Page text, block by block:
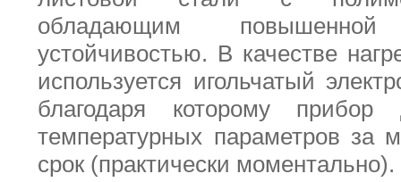
обладающим повышенной
устойчивостью. В качестве
используется игольчатый
благодаря которому прибор
температурных параметров за
срок (практически моментально).